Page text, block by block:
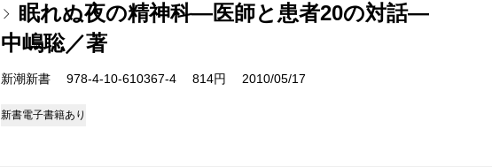
眠れぬ夜の精神科―医師と患者20の対話―
中嶋聡／著
新潮新書 978-4-10-610367-4 814円 2010/05/17
新書電子書籍あり